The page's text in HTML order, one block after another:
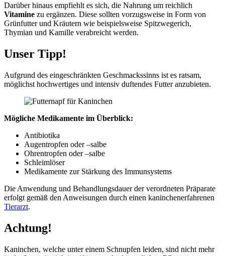
Darüber hinaus empfiehlt es sich, die Nahrung um reichlich
Vitamine zu ergänzen. Diese sollten vorzugsweise in Form von
Grünfutter und Kräutern wie beispielsweise Spitzwegerich,
Thymian und Kamille verabreicht werden.
Unser Tipp!
Aufgrund des eingeschränkten Geschmackssinns ist es ratsam,
möglichst hochwertiges und intensiv duftendes Futter anzubieten.
Mögliche Medikamente im Überblick:
Antibiotika
Augentropfen oder –salbe
Ohrentropfen oder –salbe
Schleimlöser
Medikamente zur Stärkung des Immunsystems
Die Anwendung und Behandlungsdauer der verordneten Präparate
erfolgt gemäß den Anweisungen durch einen kaninchenerfahrenen
Tierarzt.
Achtung!
Kaninchen, welche unter einem Schnupfen leiden, sind nicht mehr